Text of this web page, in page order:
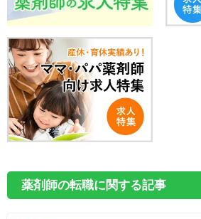
薬剤師の転職に関する記事